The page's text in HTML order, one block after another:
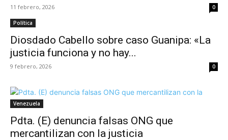
11 febrero, 2026 0
Política
Diosdado Cabello sobre caso Guanipa: «La
justicia funciona y no hay...
9 febrero, 2026 0
Venezuela
Pdta. (E) denuncia falsas ONG que
mercantilizan con la justicia